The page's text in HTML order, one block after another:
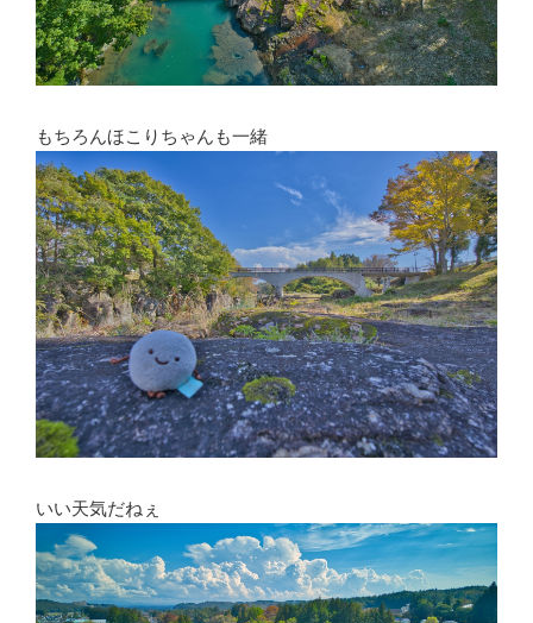
もちろんほこりちゃんも一緒
いい天気だねぇ